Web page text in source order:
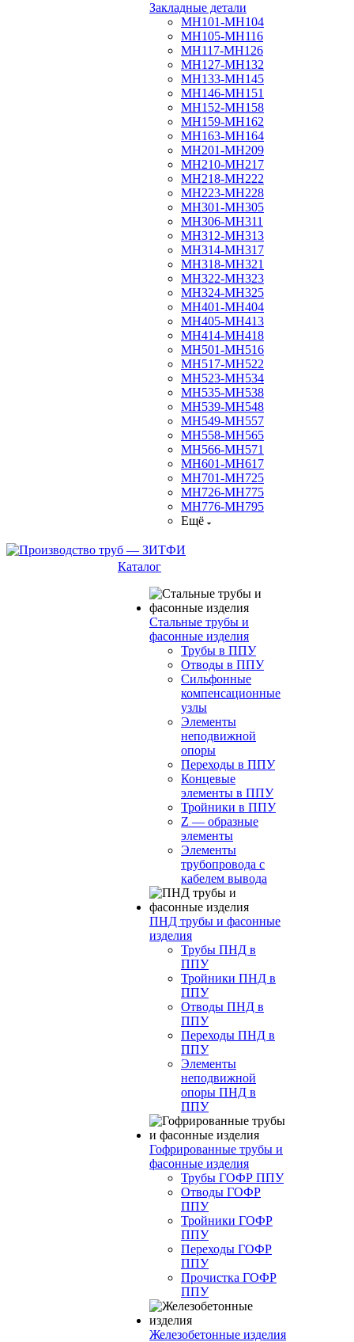
Закладные детали
МН101-МН104
МН105-МН116
МН117-МН126
МН127-МН132
МН133-МН145
МН146-МН151
МН152-МН158
МН159-МН162
МН163-МН164
МН201-МН209
МН210-МН217
МН218-МН222
МН223-МН228
МН301-МН305
МН306-МН311
МН312-МН313
МН314-МН317
МН318-МН321
МН322-МН323
МН324-МН325
МН401-МН404
МН405-МН413
МН414-МН418
МН501-МН516
МН517-МН522
МН523-МН534
МН535-МН538
МН539-МН548
МН549-МН557
МН558-МН565
МН566-МН571
МН601-МН617
МН701-МН725
МН726-МН775
МН776-МН795
Ещё
Каталог
Стальные трубы и
фасонные изделия
Трубы в ППУ
Отводы в ППУ
Сильфонные
компенсационные
узлы
Элементы
неподвижной
опоры
Переходы в ППУ
Концевые
элементы в ППУ
Тройники в ППУ
Z — образные
элементы
Элементы
трубопровода с
кабелем вывода
ПНД трубы и фасонные
изделия
Трубы ПНД в
ППУ
Тройники ПНД в
ППУ
Отводы ПНД в
ППУ
Переходы ПНД в
ППУ
Элементы
неподвижной
опоры ПНД в
ППУ
Гофрированные трубы и
фасонные изделия
Трубы ГОФР ППУ
Отводы ГОФР
ППУ
Тройники ГОФР
ППУ
Переходы ГОФР
ППУ
Прочистка ГОФР
ППУ
Железобетонные изделия